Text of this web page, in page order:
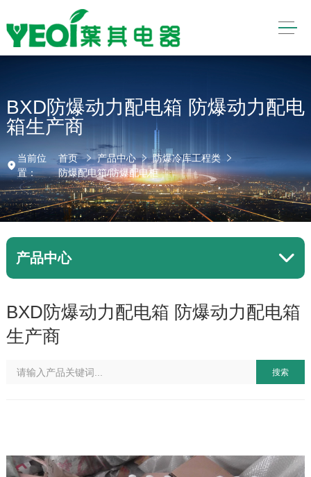
BXD防爆动力配电箱 防爆动力配电
箱生产商
当前位
置：
首页 产品中心
防爆冷库工程类
防爆配电箱/防爆配电柜
产品中心
BXD防爆动力配电箱 防爆动力配电箱
生产商
搜索